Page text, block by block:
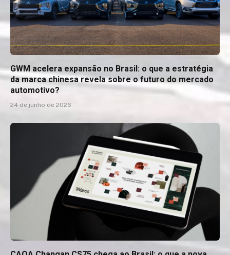
GWM acelera expansão no Brasil: o que a estratégia
da marca chinesa revela sobre o futuro do mercado
automotivo?
24 de junho de 2026